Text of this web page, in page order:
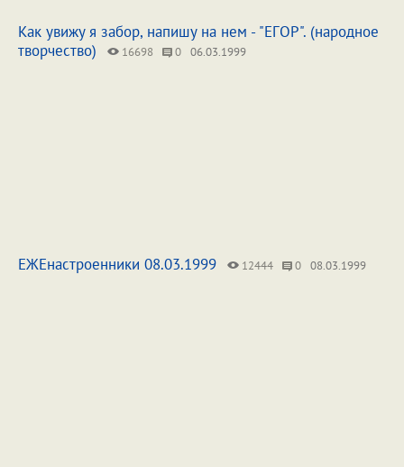
Как увижу я забор, напишу на нем - "ЕГОР". (народное
творчество)
16698 0 06.03.1999
ЕЖЕнастроенники 08.03.1999 12444 0 08.03.1999